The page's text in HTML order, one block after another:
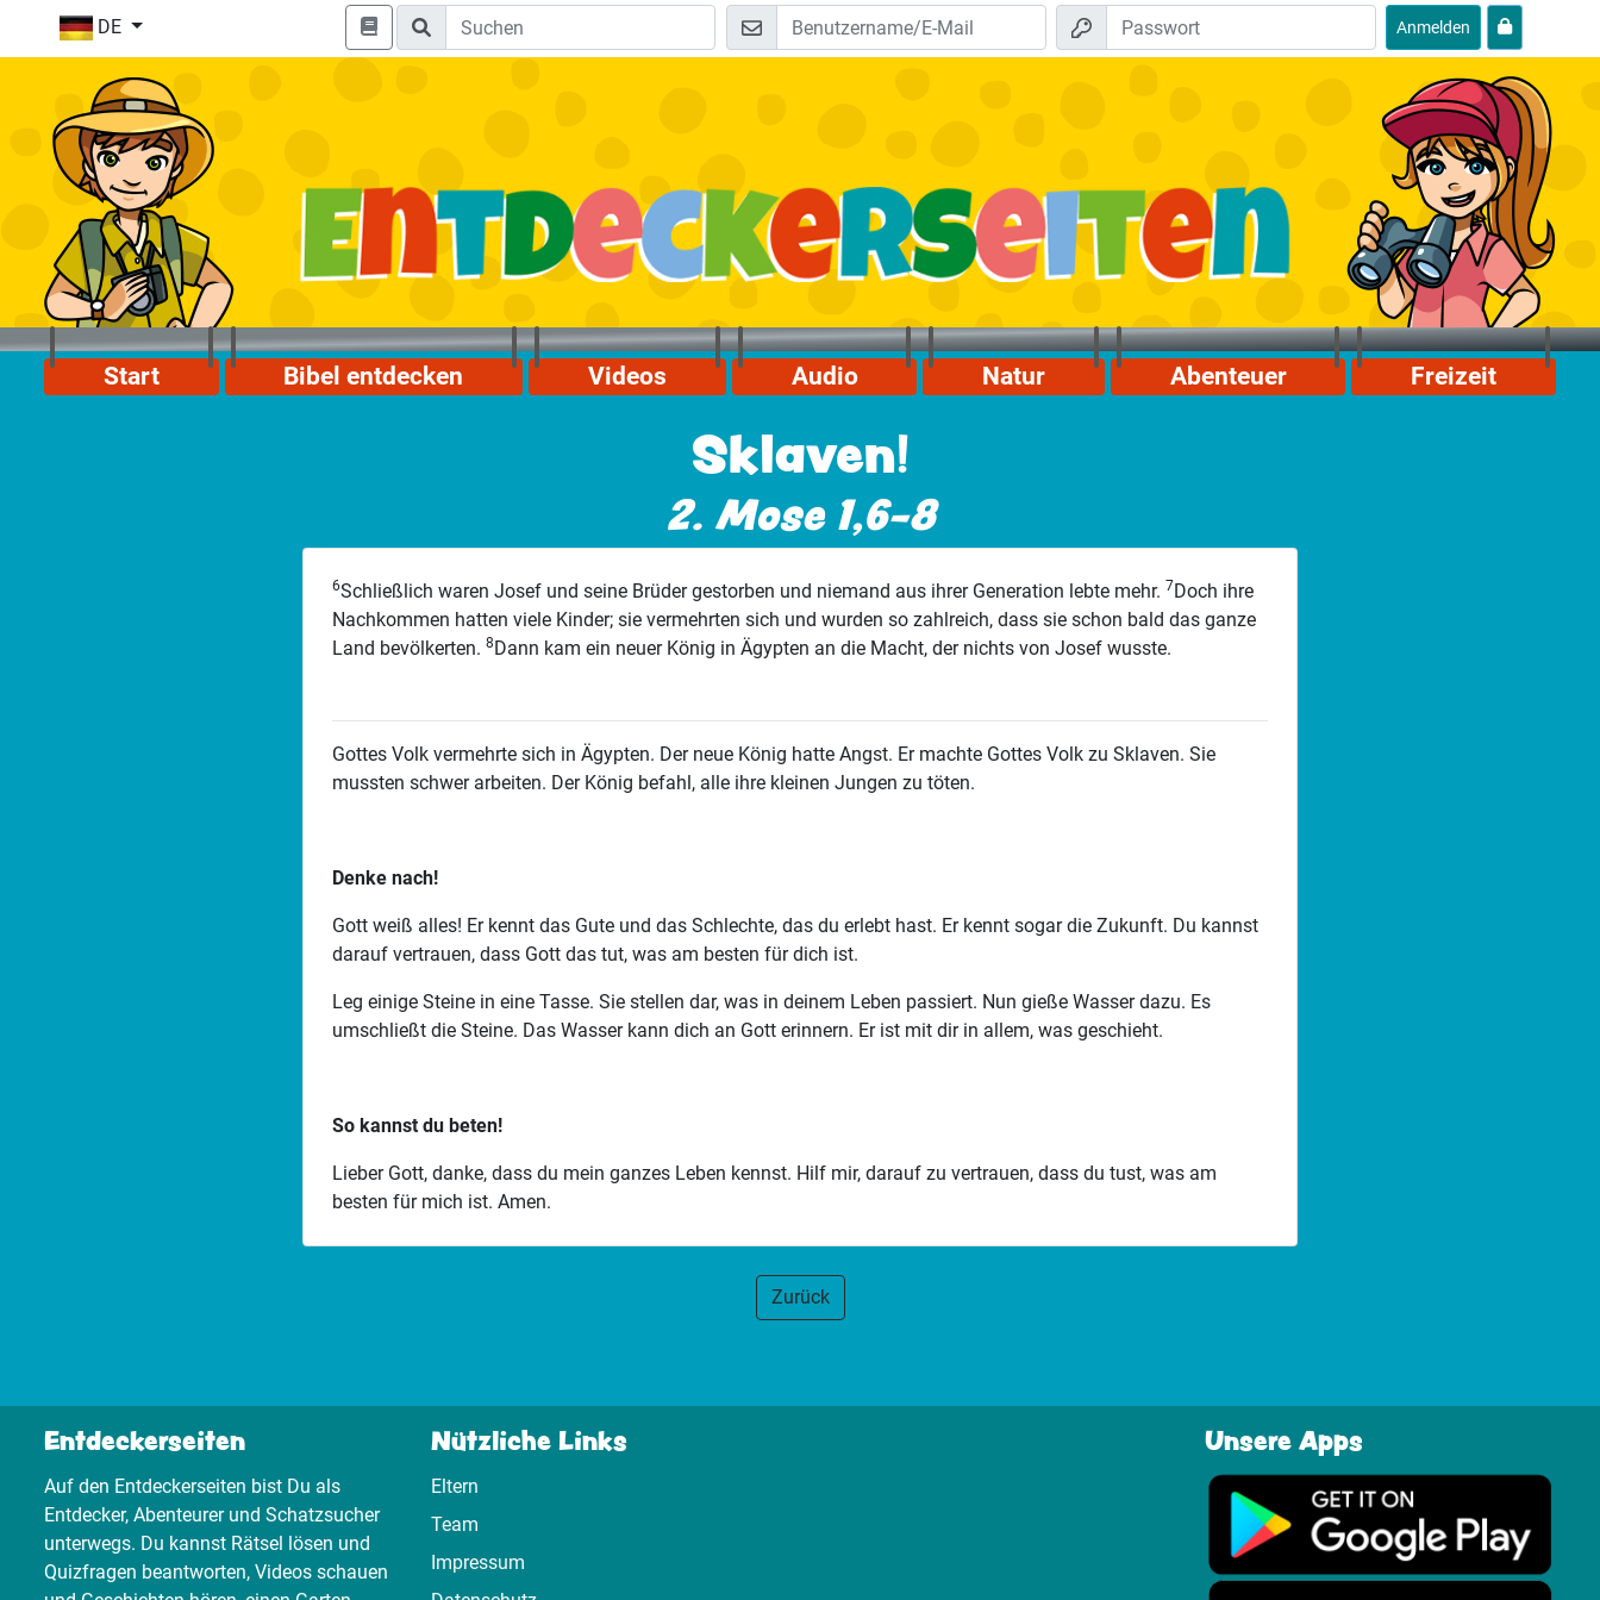
DE Anmelden
Start Bibel entdecken Videos Audio Natur Abenteuer Freizeit
Sklaven!
2. Mose 1,6-8
6Schließlich waren Josef und seine Brüder gestorben und niemand aus ihrer Generation lebte mehr. 7Doch ihre
Nachkommen hatten viele Kinder; sie vermehrten sich und wurden so zahlreich, dass sie schon bald das ganze
Land bevölkerten. 8Dann kam ein neuer König in Ägypten an die Macht, der nichts von Josef wusste.
Gottes Volk vermehrte sich in Ägypten. Der neue König hatte Angst. Er machte Gottes Volk zu Sklaven. Sie
mussten schwer arbeiten. Der König befahl, alle ihre kleinen Jungen zu töten.
Denke nach!
Gott weiß alles! Er kennt das Gute und das Schlechte, das du erlebt hast. Er kennt sogar die Zukunft. Du kannst
darauf vertrauen, dass Gott das tut, was am besten für dich ist.
Leg einige Steine in eine Tasse. Sie stellen dar, was in deinem Leben passiert. Nun gieße Wasser dazu. Es
umschließt die Steine. Das Wasser kann dich an Gott erinnern. Er ist mit dir in allem, was geschieht.
So kannst du beten!
Lieber Gott, danke, dass du mein ganzes Leben kennst. Hilf mir, darauf zu vertrauen, dass du tust, was am
besten für mich ist. Amen.
Zurück
Entdeckerseiten
Auf den Entdeckerseiten bist Du als
Entdecker, Abenteurer und Schatzsucher
unterwegs. Du kannst Rätsel lösen und
Quizfragen beantworten, Videos schauen
Nützliche Links
Eltern
Team
Impressum
Unsere Apps